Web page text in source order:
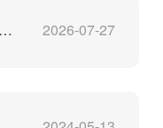
для переработки литий-ионных аккумуляторов 2026-07-27